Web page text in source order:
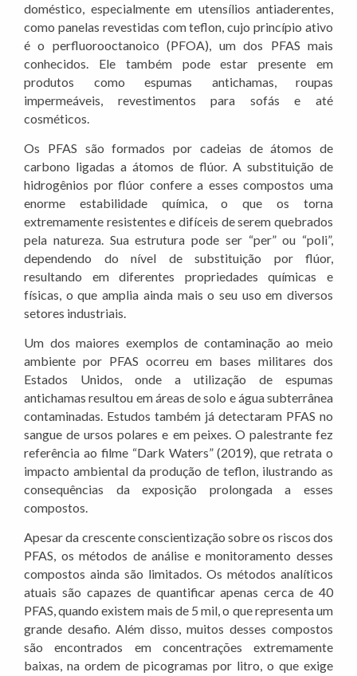
doméstico, especialmente em utensílios antiaderentes,
como panelas revestidas com teflon, cujo princípio ativo
é o perfluorooctanoico (PFOA), um dos PFAS mais
conhecidos. Ele também pode estar presente em
produtos como espumas antichamas, roupas
impermeáveis, revestimentos para sofás e até
cosméticos.
Os PFAS são formados por cadeias de átomos de
carbono ligadas a átomos de flúor. A substituição de
hidrogênios por flúor confere a esses compostos uma
enorme estabilidade química, o que os torna
extremamente resistentes e difíceis de serem quebrados
pela natureza. Sua estrutura pode ser “per” ou “poli”,
dependendo do nível de substituição por flúor,
resultando em diferentes propriedades químicas e
físicas, o que amplia ainda mais o seu uso em diversos
setores industriais.
Um dos maiores exemplos de contaminação ao meio
ambiente por PFAS ocorreu em bases militares dos
Estados Unidos, onde a utilização de espumas
antichamas resultou em áreas de solo e água subterrânea
contaminadas. Estudos também já detectaram PFAS no
sangue de ursos polares e em peixes. O palestrante fez
referência ao filme “Dark Waters” (2019), que retrata o
impacto ambiental da produção de teflon, ilustrando as
consequências da exposição prolongada a esses
compostos.
Apesar da crescente conscientização sobre os riscos dos
PFAS, os métodos de análise e monitoramento desses
compostos ainda são limitados. Os métodos analíticos
atuais são capazes de quantificar apenas cerca de 40
PFAS, quando existem mais de 5 mil, o que representa um
grande desafio. Além disso, muitos desses compostos
são encontrados em concentrações extremamente
baixas, na ordem de picogramas por litro, o que exige